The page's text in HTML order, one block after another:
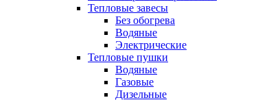
Тепловые завесы
Без обогрева
Водяные
Электрические
Тепловые пушки
Водяные
Газовые
Дизельные